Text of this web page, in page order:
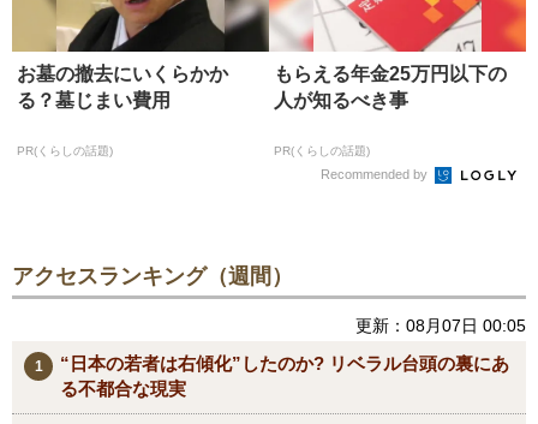
お墓の撤去にいくらかか
る？墓じまい費用
PR(くらしの話題)
もらえる年金25万円以下の
人が知るべき事
PR(くらしの話題)
Recommended by
アクセスランキング（週間）
更新：08月07日 00:05
“日本の若者は右傾化”したのか? リベラル台頭の裏にあ
る不都合な現実